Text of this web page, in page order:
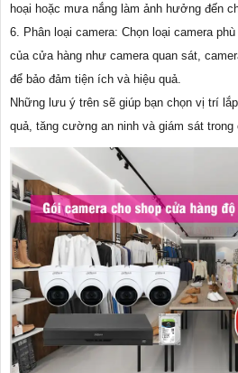
hoại hoặc mưa nắng làm ảnh hưởng đến
6. Phân loại camera: Chọn loại camera
của cửa hàng như camera quan sát,
để bảo đảm tiện ích và hiệu quả.
Những lưu ý trên sẽ giúp bạn chọn vị trí
quả, tăng cường an ninh và giám sát trong